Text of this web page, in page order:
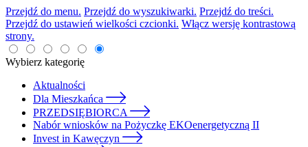
Przejdź do menu. Przejdź do wyszukiwarki. Przejdź do treści.
Przejdź do ustawień wielkości czcionki. Włącz wersję kontrastową
strony.
Wybierz kategorię
Aktualności
Dla Mieszkańca
PRZEDSIĘBIORCA
Nabór wniosków na Pożyczkę EKOenergetyczną II
Invest in Kawęczyn